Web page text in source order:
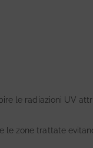
le radiazioni UV
zone trattate